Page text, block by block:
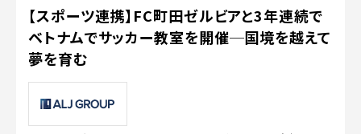
【スポーツ連携】FC町田ゼルビアと3年連続で
ベトナムでサッカー教室を開催─国境を越えて
夢を育む